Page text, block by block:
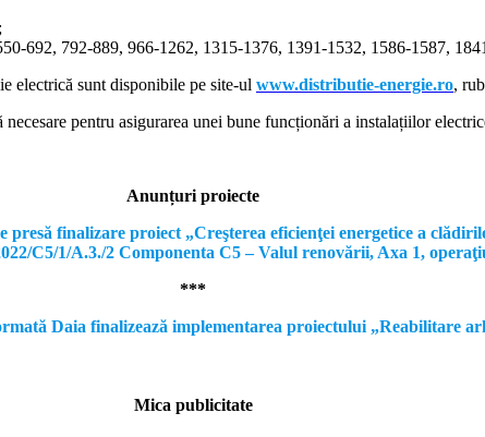
692, 792-889, 966-1262, 1315-1376, 1391-1532, 1586-1587,
electrică sunt disponibile pe site-ul www.distributie-energie.ro,
pentru asigurarea unei bune funcționări a instalațiilor
Anunțuri proiecte
finalizare proiect „Creşterea eficienţei energetice a
C5/1/A.3./2 Componenta C5 – Valul renovării, Axa 1,
***
Daia finalizează implementarea proiectului „Reabilitare
Mica publicitate